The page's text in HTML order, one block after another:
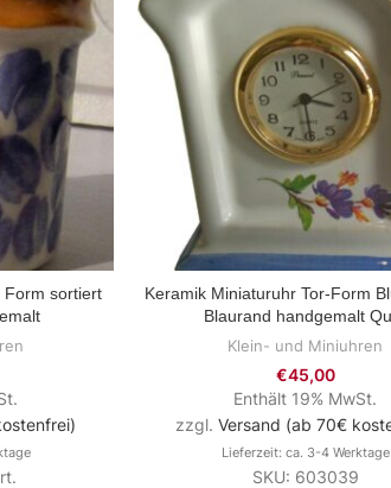
Form sortiert
ZUM PRODUKT
Keramik Miniaturuhr Tor-Form
Blaurand handgemalt
Klein- und Miniuhren
€45,00
Enthält 19% MwSt.
zzgl. Versand (ab 70€
Lieferzeit: ca. 3-4 Werktage
SKU: 603039